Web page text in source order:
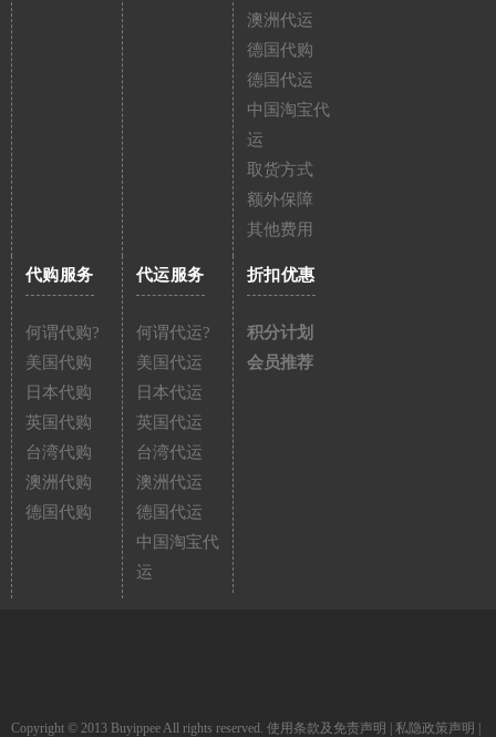
澳洲代运
德国代购
德国代运
中国淘宝代
运
取货方式
额外保障
其他费用
代购服务
何谓代购?
美国代购
日本代购
英国代购
台湾代购
澳洲代购
德国代购
代运服务
何谓代运?
美国代运
日本代运
英国代运
台湾代运
澳洲代运
德国代运
中国淘宝代
运
折扣优惠
积分计划
会员推荐
Copyright © 2013 Buyippee All rights reserved. 使用条款及免责声明 | 私隐政策声明 |